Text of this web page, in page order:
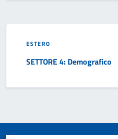
ESTERO
SETTORE 4: Demografico